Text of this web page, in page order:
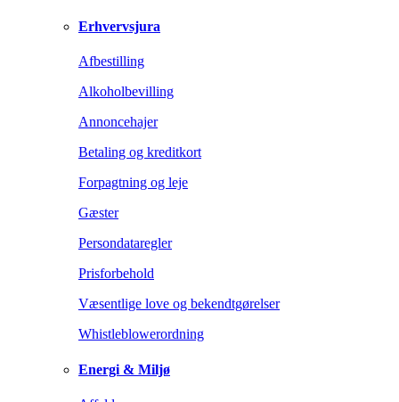
Erhvervsjura
Afbestilling
Alkoholbevilling
Annoncehajer
Betaling og kreditkort
Forpagtning og leje
Gæster
Persondataregler
Prisforbehold
Væsentlige love og bekendtgørelser
Whistleblowerordning
Energi & Miljø